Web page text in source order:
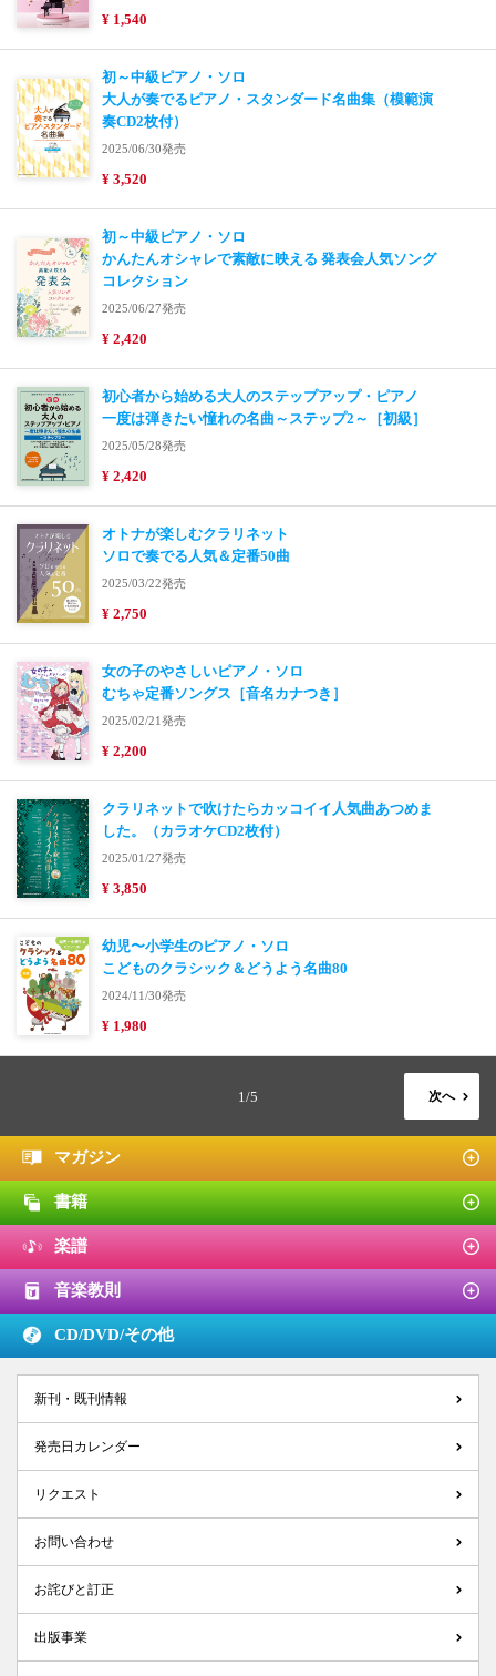
¥ 1,540
初～中級ピアノ・ソロ
大人が奏でるピアノ・スタンダード名曲集（模範演
奏CD2枚付）
2025/06/30発売
¥ 3,520
初～中級ピアノ・ソロ
かんたんオシャレで素敵に映える 発表会人気ソング
コレクション
2025/06/27発売
¥ 2,420
初心者から始める大人のステップアップ・ピアノ
一度は弾きたい憧れの名曲～ステップ2～［初級］
2025/05/28発売
¥ 2,420
オトナが楽しむクラリネット
ソロで奏でる人気＆定番50曲
2025/03/22発売
¥ 2,750
女の子のやさしいピアノ・ソロ
むちゃ定番ソングス［音名カナつき］
2025/02/21発売
¥ 2,200
クラリネットで吹けたらカッコイイ人気曲あつめま
した。（カラオケCD2枚付）
2025/01/27発売
¥ 3,850
幼児〜小学生のピアノ・ソロ
こどものクラシック＆どうよう名曲80
2024/11/30発売
¥ 1,980
1/5 次へ
マガジン
書籍
楽譜
音楽教則
CD/DVD/その他
新刊・既刊情報
発売日カレンダー
リクエスト
お問い合わせ
お詫びと訂正
出版事業